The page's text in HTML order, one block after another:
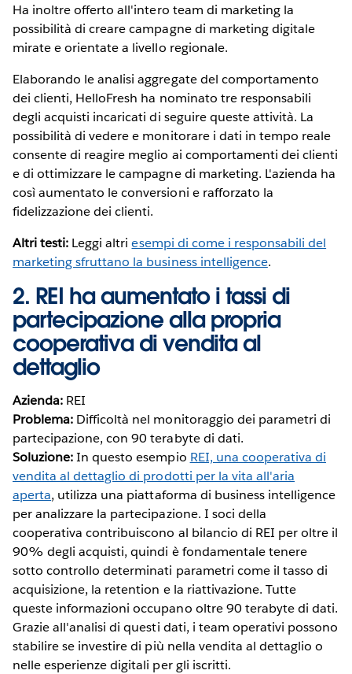
Ha inoltre offerto all'intero team di marketing la
possibilità di creare campagne di marketing digitale
mirate e orientate a livello regionale.
Elaborando le analisi aggregate del comportamento
dei clienti, HelloFresh ha nominato tre responsabili
degli acquisti incaricati di seguire queste attività. La
possibilità di vedere e monitorare i dati in tempo reale
consente di reagire meglio ai comportamenti dei clienti
e di ottimizzare le campagne di marketing. L'azienda ha
così aumentato le conversioni e rafforzato la
fidelizzazione dei clienti.
Altri testi: Leggi altriesempi di come i responsabili del
marketing sfruttano la business intelligence.
2. REI ha aumentato i tassi di
partecipazione alla propria
cooperativa di vendita al
dettaglio
Azienda: REI
Problema: Difficoltà nel monitoraggio dei parametri di
partecipazione, con 90 terabyte di dati.
Soluzione:In questo esempio REI, una cooperativa di
vendita al dettaglio di prodotti per la vita all'aria
aperta, utilizza una piattaforma di business intelligence
per analizzare la partecipazione. I soci della
cooperativa contribuiscono al bilancio di REI per oltre il
90% degli acquisti, quindi è fondamentale tenere
sotto controllo determinati parametri come il tasso di
acquisizione, la retention e la riattivazione. Tutte
queste informazioni occupano oltre 90 terabyte di dati.
Grazie all'analisi di questi dati, i team operativi possono
stabilire se investire di più nella vendita al dettaglio o
nelle esperienze digitali per gli iscritti.